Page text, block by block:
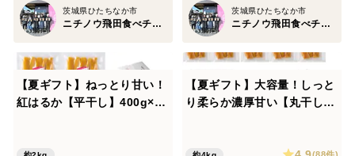
茨城県ひたちなか市
ニチノウ飛田食べチョク店
茨城県ひたちなか市
ニチノウ飛田食べチョク店
【夏ギフト】ねっとり甘い！
紅はるか【平干し】400g×５
【夏ギフト】大容量！しっと
り柔らか濃厚甘い【丸干し】